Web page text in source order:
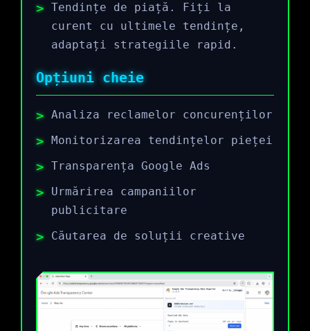
Tendințe de piață. Fiți la
curent cu ultimele tendințe,
adaptați strategiile rapid.
Opțiuni cheie
Analiza reclamelor concurenților
Monitorizarea tendințelor pieței
Transparența Google Ads
Urmărirea campaniilor
publicitare
Căutarea de soluții creative